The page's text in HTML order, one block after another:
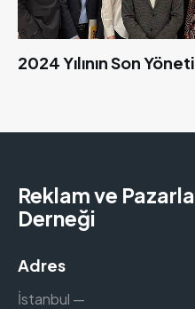
2024 Yılının Son
Reklam ve
Derneği
Adres
İstanbul —